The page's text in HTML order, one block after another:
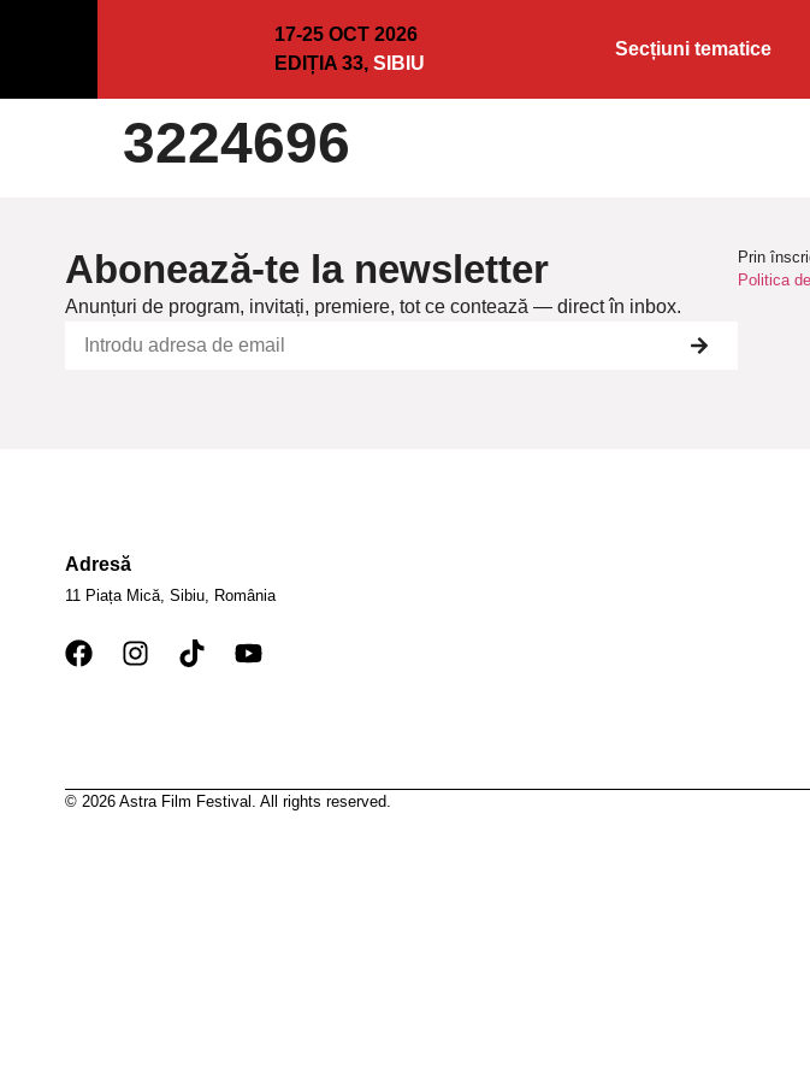
17-25 OCT 2026
EDIȚIA 33,SIBIU
Secțiuni tematice
3224696
Abonează-te la newsletter
Anunțuri de program, invitați, premiere, tot ce contează — direct în inbox.
Prin
Politica
Adresă
11 Piața Mică, Sibiu, România
© 2026 Astra Film Festival. All rights reserved.